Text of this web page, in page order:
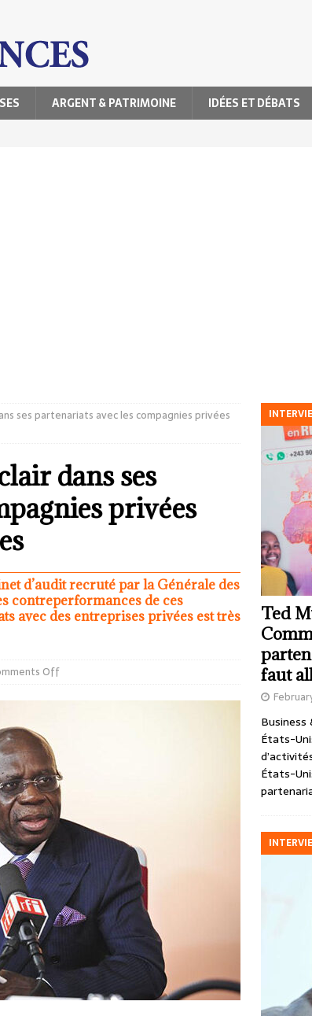
ARGENT & PATRIMOINE IDÉES ET DÉBATS
ses partenariats avec les compagnies privées
dans ses
privées
d’audit recruté par la Générale des
contreperformances de ces
avec des entreprises privées est très
Off
Ted
faut
Business
États-
États-